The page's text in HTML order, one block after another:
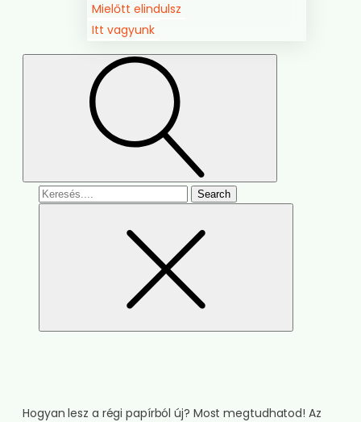
Mielőtt elindulsz
Itt vagyunk
Search
Hogyan lesz a régi papírból új? Most megtudhatod! Az